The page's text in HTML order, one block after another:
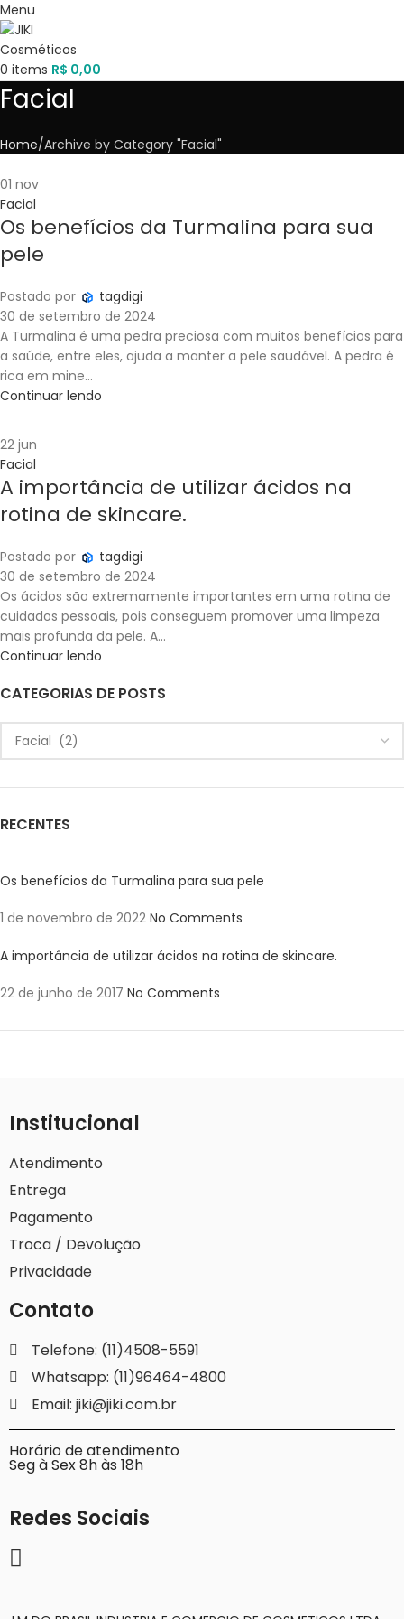
Menu
0 items R$ 0,00
Facial
Home Archive by Category "Facial"
01 nov
Facial
Os benefícios da Turmalina para sua
pele
Postado por
tagdigi
30 de setembro de 2024
A Turmalina é uma pedra preciosa com muitos benefícios para
a saúde, entre eles, ajuda a manter a pele saudável. A pedra é
rica em mine...
Continuar lendo
22 jun
Facial
A importância de utilizar ácidos na
rotina de skincare.
Postado por
tagdigi
30 de setembro de 2024
Os ácidos são extremamente importantes em uma rotina de
cuidados pessoais, pois conseguem promover uma limpeza
mais profunda da pele. A...
Continuar lendo
CATEGORIAS DE POSTS
RECENTES
Os benefícios da Turmalina para sua pele
1 de novembro de 2022 No Comments
A importância de utilizar ácidos na rotina de skincare.
22 de junho de 2017 No Comments
Institucional
Atendimento
Entrega
Pagamento
Troca / Devolução
Privacidade
Contato
Telefone: (11)4508-5591
Whatsapp: (11)96464-4800
Email: jiki@jiki.com.br
Horário de atendimento
Seg à Sex 8h às 18h
Redes Sociais